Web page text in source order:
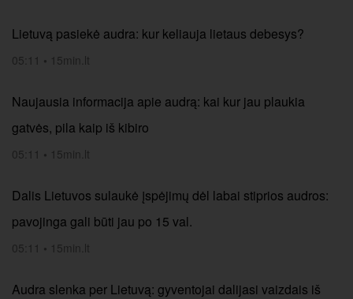
Lietuvą pasiekė audra: kur keliauja lietaus debesys?
05:11 • 15min.lt
Naujausia informacija apie audrą: kai kur jau plaukia
gatvės, pila kaip iš kibiro
05:11 • 15min.lt
Dalis Lietuvos sulaukė įspėjimų dėl labai stiprios audros:
pavojinga gali būti jau po 15 val.
05:11 • 15min.lt
Audra slenka per Lietuvą: gyventojai dalijasi vaizdais iš